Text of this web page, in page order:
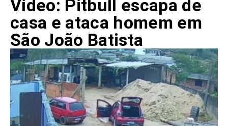
Vídeo: Pitbull escapa de
casa e ataca homem em
São João Batista